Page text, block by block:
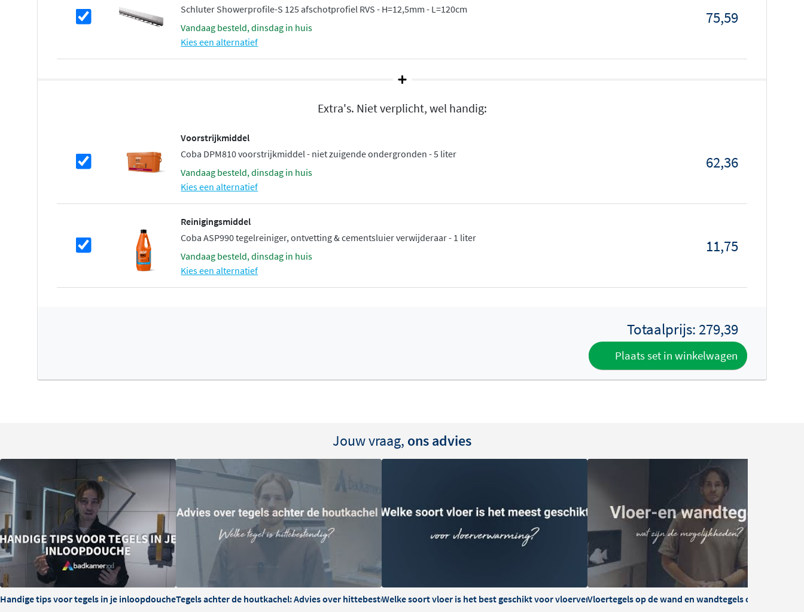
Schluter Showerprofile-S 125 afschotprofiel RVS - H=12,5mm - L=120cm
vandaag besteld, dinsdag in huis
Kies een alternatief
75,59
Extra's. Niet verplicht, wel handig:
Voorstrijkmiddel
Coba DPM810 voorstrijkmiddel - niet zuigende ondergronden - 5 liter
vandaag besteld, dinsdag in huis
Kies een alternatief
62,36
Reinigingsmiddel
Coba ASP990 tegelreiniger, ontvetting & cementsluier verwijderaar - 1 liter
vandaag besteld, dinsdag in huis
Kies een alternatief
11,75
Totaalprijs: 279,39
Plaats set in winkelwagen
Jouw vraag, ons advies
Handige tips voor tegels in je inloopdoucheTegels achter de houtkachel: Advies over hittebestendigheid en onderhoudWelke soort vloer is het best geschikt voor vloerverwarming?Vloertegels op de wand en wandtegels op de vloer: